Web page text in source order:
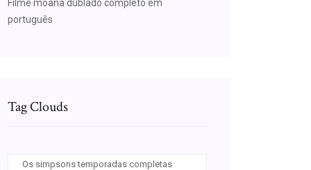
Filme moana dublado completo em
português
Tag Clouds
Os simpsons temporadas completas